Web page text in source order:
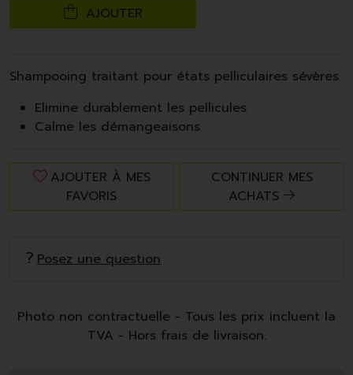
AJOUTER
Shampooing traitant pour états pelliculaires sévères
Elimine durablement les pellicules
Calme les démangeaisons
AJOUTER À MES
FAVORIS
CONTINUER MES
ACHATS
Posez une question
Photo non contractuelle - Tous les prix incluent la
TVA - Hors frais de livraison.